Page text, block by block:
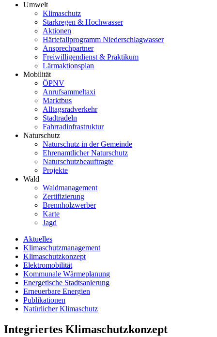
Umwelt
Klimaschutz
Starkregen & Hochwasser
Aktionen
Härtefallprogramm Niederschlagwasser
Ansprechpartner
Freiwilligendienst & Praktikum
Lärmaktionsplan
Mobilität
ÖPNV
Anrufsammeltaxi
Marktbus
Alltagsradverkehr
Stadtradeln
Fahrradinfrastruktur
Naturschutz
Naturschutz in der Gemeinde
Ehrenamtlicher Naturschutz
Naturschutzbeauftragte
Projekte
Wald
Waldmanagement
Zertifizierung
Brennholzwerber
Karte
Jagd
Aktuelles
Klimaschutzmanagement
Klimaschutzkonzept
Elektromobilität
Kommunale Wärmeplanung
Energetische Stadtsanierung
Erneuerbare Energien
Publikationen
Natürlicher Klimaschutz
Integriertes Klimaschutzkonzept